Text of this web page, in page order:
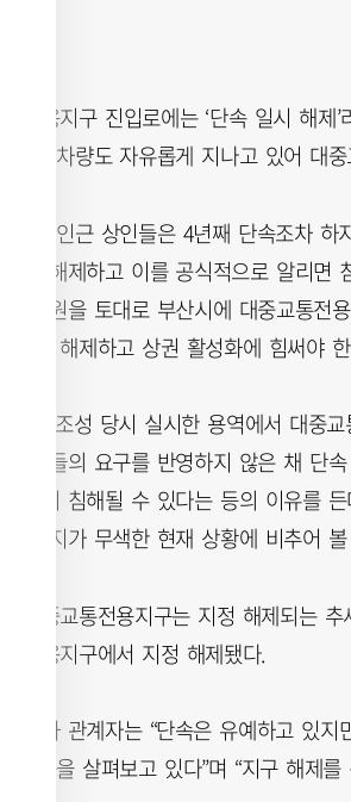
통전용지구 진입로에는 ‘단속 일시 해
일반 차량도 자유롭게 지나고 있어 대
청과 인근 상인들은 4년째 단속조차
정을 해제하고 이를 공식적으로 알리
의 민원을 토대로 부산시에 대중교통
지구를 해제하고 상권 활성화에 힘써야
BRT 조성 당시 실시한 용역에서 대중
주민들의 요구를 반영하지 않은 채
행권이 침해될 수 있다는 등의 이유를
본 취지가 무색한 현재 상황에 비추어
도 대중교통전용지구는 지정 해제되는
통전용지구에서 지정 해제됐다.
교통과 관계자는 “단속은 유예하고 있
과 등을 살펴보고 있다”며 “지구 해제